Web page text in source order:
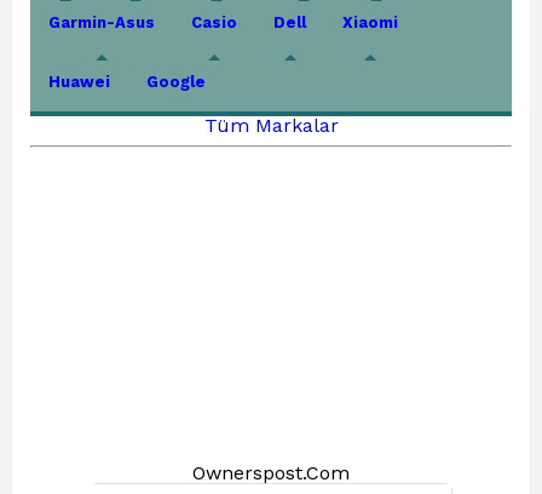
Garmin-Asus Casio Dell Xiaomi
Huawei Google
Tüm Markalar
Ownerspost.Com